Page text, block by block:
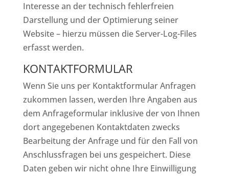
Interesse an der technisch fehlerfreien
Darstellung und der Optimierung seiner
Website – hierzu müssen die Server-Log-Files
erfasst werden.
KONTAKTFORMULAR
Wenn Sie uns per Kontaktformular Anfragen
zukommen lassen, werden Ihre Angaben aus
dem Anfrageformular inklusive der von Ihnen
dort angegebenen Kontaktdaten zwecks
Bearbeitung der Anfrage und für den Fall von
Anschlussfragen bei uns gespeichert. Diese
Daten geben wir nicht ohne Ihre Einwilligung